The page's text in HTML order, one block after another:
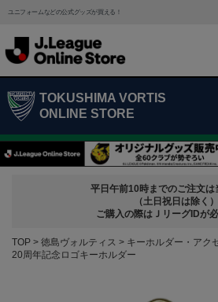
ユニフォームなどの公式グッズが買える！
TOKUSHIMA VORTIS
ONLINE STORE
平日午前10時までのご注文は
（土日祝日は除く）
ご購入の際はＪリーグIDが必
TOP 徳島ヴォルティス
キーホルダー・アク
20周年記念ロゴキーホルダー